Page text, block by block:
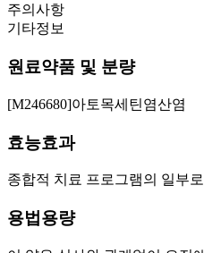
주의사항
기타정보
원료약품 및 분량
[M246680]아토목세틴염산염
효능효과
종합적 치료 프로그램의 일부
용법용량